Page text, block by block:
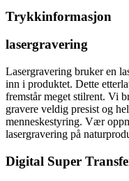
Trykkinformasjon
lasergravering
Lasergravering bruker en
inn i produktet. Dette
fremstår meget stilrent. Vi
gravere veldig presist og
menneskestyring. Vær
lasergravering på
Digital Super